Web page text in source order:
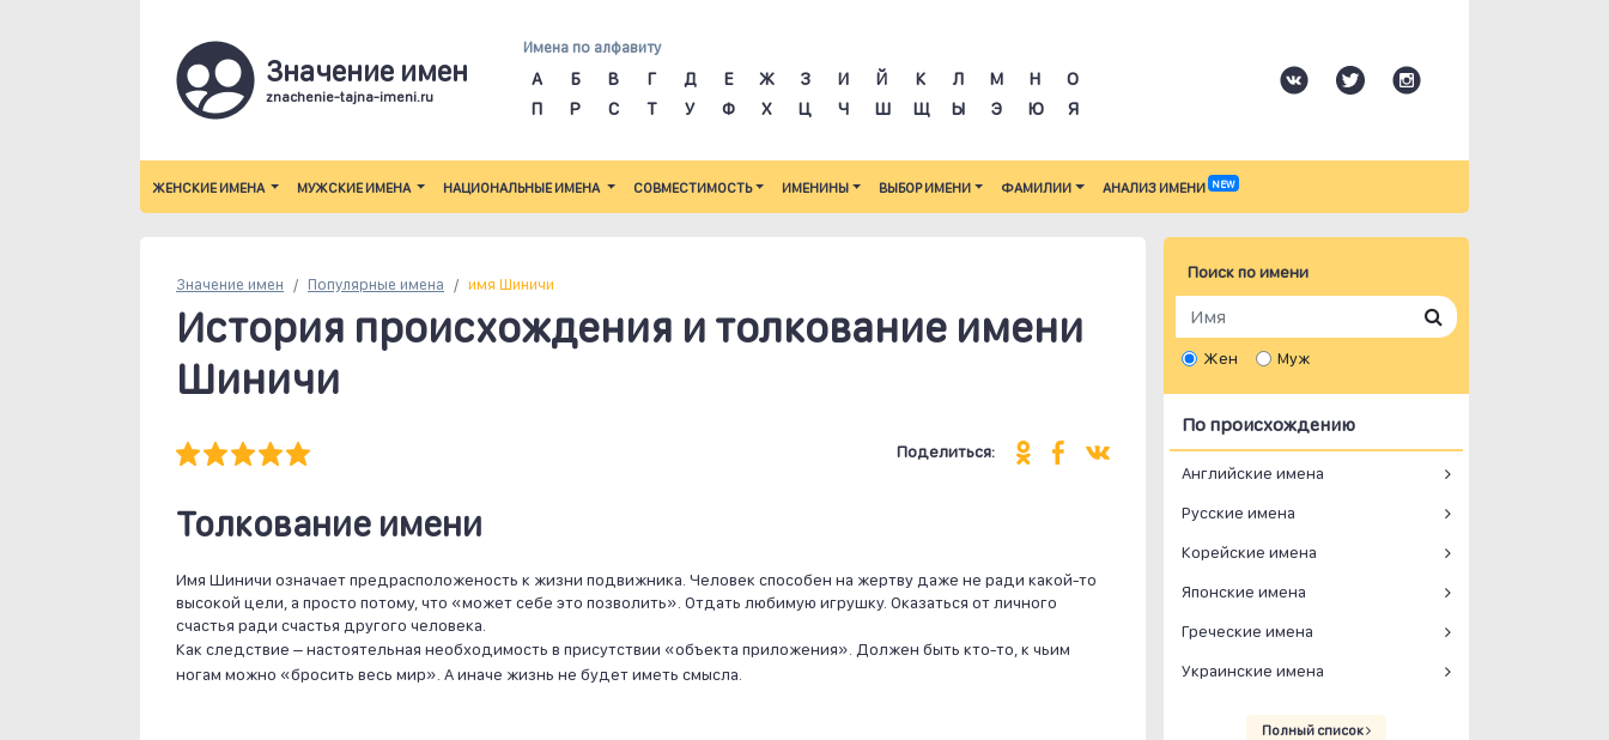
Значение имен
znachenie-tajna-imeni.ru
Имена по алфавиту
А Б В Г Д Е Ж З И Й К Л М Н
О
П
Р С Т У Ф Х Ц Ч Ш Щ Ы Э Ю Я
ЖЕНСКИЕ ИМЕНА МУЖСКИЕ ИМЕНА НАЦИОНАЛЬНЫЕ ИМЕНА СОВМЕСТИМОСТЬ ИМЕНИНЫ ВЫБОР ИМЕНИ ФАМИЛИИ АНАЛИЗ ИМЕНИ NEW
Значение имен Популярные имена имя Шиничи
История происхождения и толкование имени
Шиничи
Поделиться:
Толкование имени
Имя Шиничи означает предрасположеность к жизни подвижника. Человек способен на жертву даже не ради какой-то
высокой цели, а просто потому, что «может себе это позволить». Отдать любимую игрушку. Оказаться от личного
счастья ради счастья другого человека.
Как следствие – настоятельная необходимость в присутствии «объекта приложения». Должен быть кто-то, к чьим
ногам можно «бросить весь мир». А иначе жизнь не будет иметь смысла.
Поиск по имени
Жен Муж
По происхождению
Английские имена
Русские имена
Корейские имена
Японские имена
Греческие имена
Украинские имена
Полный список